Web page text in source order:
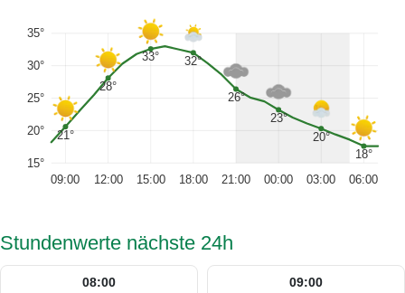
15°
20°
25°
30°
35°
21°
28°
33° 32°
26°
23°
20°
18°
09:00 12:00 15:00 18:00 21:00 00:00 03:00 06:00
Stundenwerte nächste 24h
08:00 09:00